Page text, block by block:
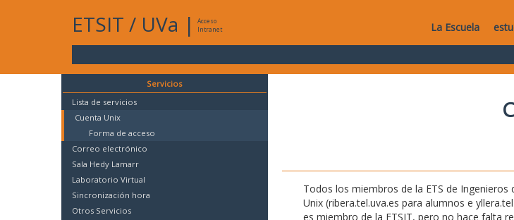
ETSIT / UVa |
Acceso
Intranet
La Escuela
Servicios
Lista de servicios
Cuenta Unix
Forma de acceso
Correo electrónico
Sala Hedy Lamarr
Laboratorio Virtual
Sincronización hora
Otros Servicios
Todos los miembros de la ETS de
Unix (ribera.tel.uva.es para alumnos e
es miembro de la ETSIT, pero no hace falta